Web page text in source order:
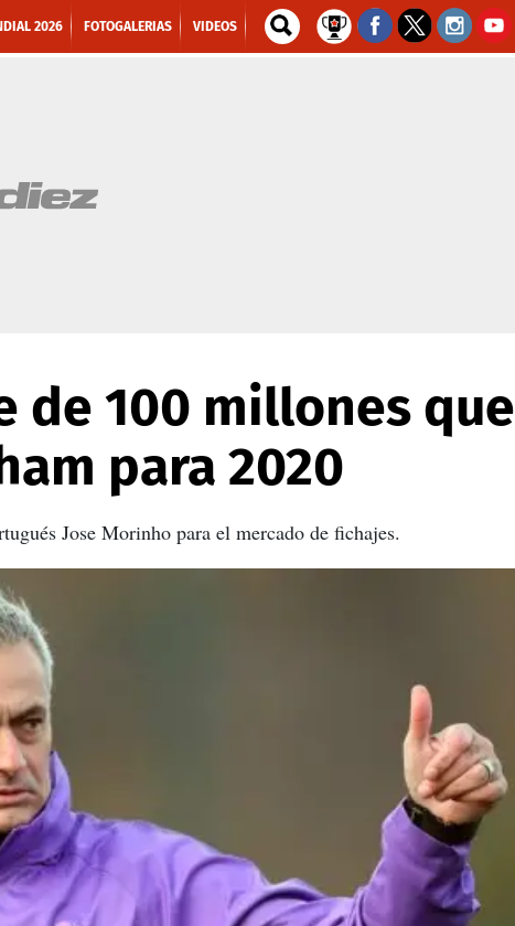
2026 FOTOGALERIAS VIDEOS
de 100 millones que
para 2020
Jose Morinho para el mercado de fichajes.